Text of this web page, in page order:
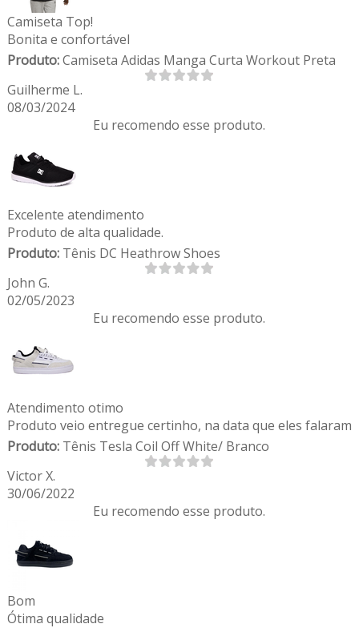
Camiseta Top!
Bonita e confortável
Produto:Camiseta Adidas Manga Curta Workout Preta
Guilherme L.
08/03/2024
Eu recomendo esse produto.
Excelente atendimento
Produto de alta qualidade.
Produto:Tênis DC Heathrow Shoes
John G.
02/05/2023
Eu recomendo esse produto.
Atendimento otimo
Produto veio entregue certinho, na data que eles falaram
Produto:Tênis Tesla Coil Off White/ Branco
Victor X.
30/06/2022
Eu recomendo esse produto.
Bom
Ótima qualidade